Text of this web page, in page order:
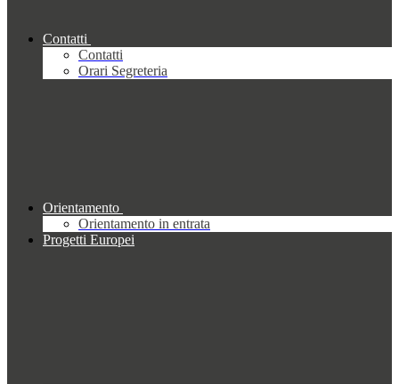
Contatti
Contatti
Orari Segreteria
Orientamento
Orientamento in entrata
Progetti Europei